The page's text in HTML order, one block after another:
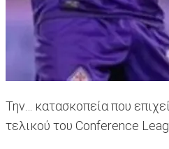
Την… κατασκοπεία που
τελικού του Conference